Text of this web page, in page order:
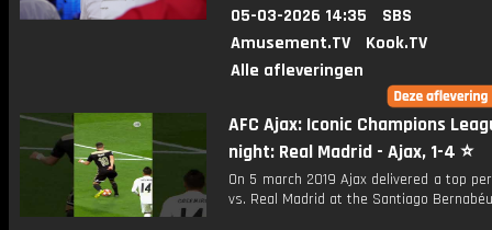
05-03-2026 14:35
SBS
Amusement.TV
Kook.TV
Alle afleveringen
AFC Ajax: Iconic Champions
night: Real Madrid - Ajax, 1-4 ⭐️
On 5 march 2019 Ajax delivered a top
vs. Real Madrid at the Santiago